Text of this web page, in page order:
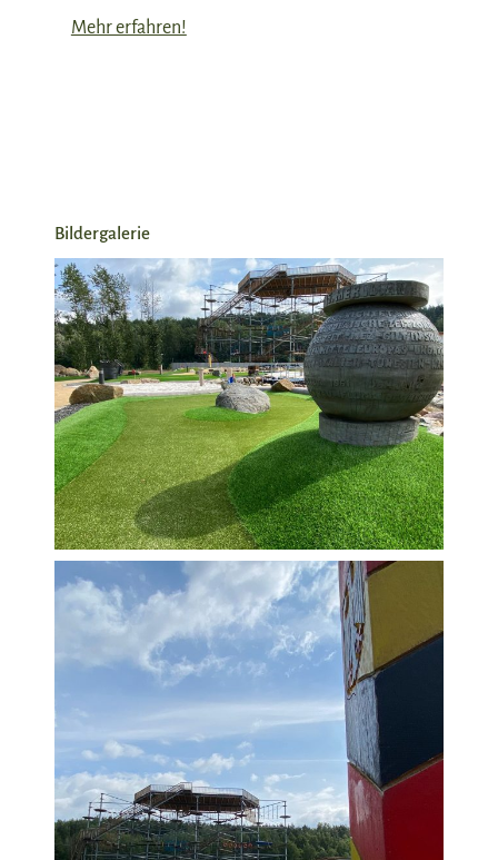
Mehr erfahren!
Bildergalerie